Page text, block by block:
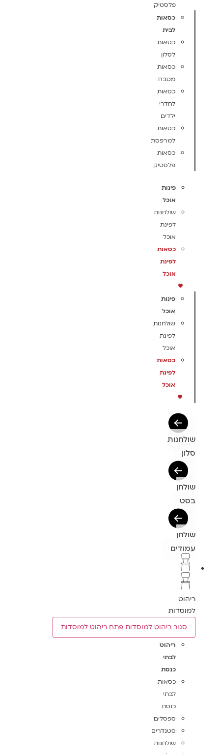
פלסטיק
כסאות
לבית
כסאות
לסלון
כסאות
מטבח
כסאות
לחדרי
ילדים
כסאות
למרפסת
כסאות
פלסטיק
פינות
אוכל
שולחנות
לפינת
אוכל
כסאות
לפינת
אוכל
פינות
אוכל
שולחנות
לפינת
אוכל
כסאות
לפינת
אוכל
שולחנות
סלון
שולחן
בסט
שולחן
עמודים
ריהוט
למוסדות
סגור ריהוט למוסדות פתח ריהוט למוסדות
ריהוט
לבתי
כנסת
כסאות
לבתי
כנסת
ספסלים
סטנדרים
שולחנות